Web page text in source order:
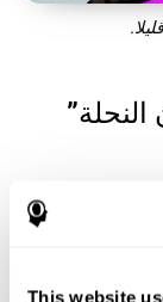
This website
تشابك عصبي
الضعيفة.
العصبية